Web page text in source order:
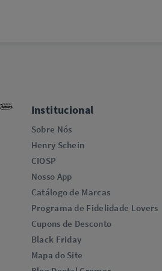
Institucional
Sobre Nós
Henry Schein
CIOSP
Nosso App
Catálogo de Marcas
Programa de Fidelidade Lovers​
Cupons de Desconto
Black Friday
Mapa do Site